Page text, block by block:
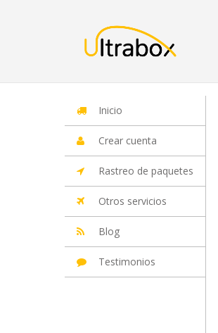
Iniciar Sesion Crear cuenta
Inicio
Crear cuenta
Rastreo de paquetes
Otros servicios
Blog
Testimonios